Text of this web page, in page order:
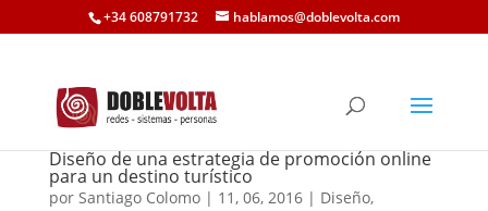
+34 608791732 hablamos@doblevolta.com
Diseño de una estrategia de promoción online
para un destino turístico
por Santiago Colomo| 11, 06, 2016| Diseño,